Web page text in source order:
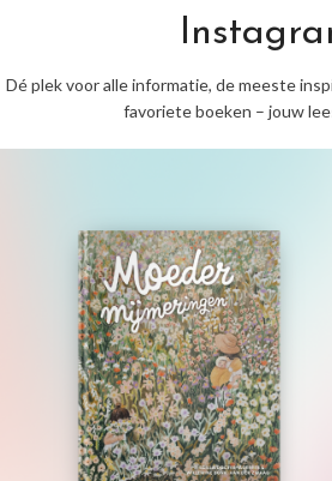
Dé plek voor alle informatie, de meeste
favoriete boeken – jouw